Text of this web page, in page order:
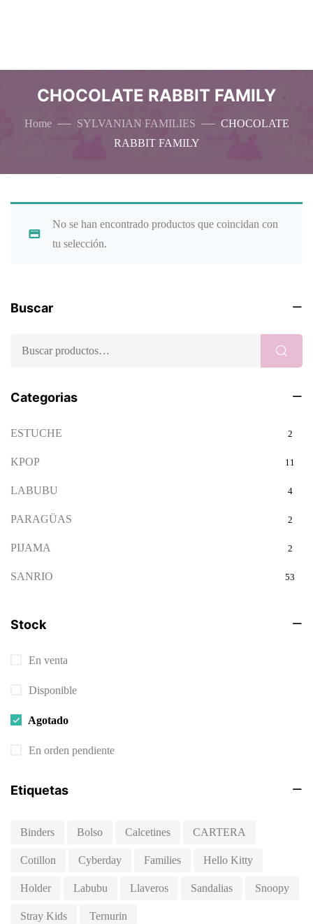
CHOCOLATE RABBIT FAMILY
Home SYLVANIAN FAMILIES
CHOCOLATE
RABBIT FAMILY
No se han encontrado productos que coincidan con
tu selección.
Buscar
Categorias
ESTUCHE 2
KPOP 11
LABUBU 4
PARAGÜAS 2
PIJAMA 2
SANRIO 53
SYLVANIAN FAMILIES
BOLSAS SORPRESAS
CHOCOLATE RABBIT FAMILY
MILK RABBIT FAMILY
Uncategorized
Stock
En venta
Disponible
Agotado
En orden pendiente
Etiquetas
Binders Bolso Calcetines CARTERA
Cotillon Cyberday Families Hello Kitty
Holder Labubu Llaveros Sandalias Snoopy
Stray Kids Ternurin